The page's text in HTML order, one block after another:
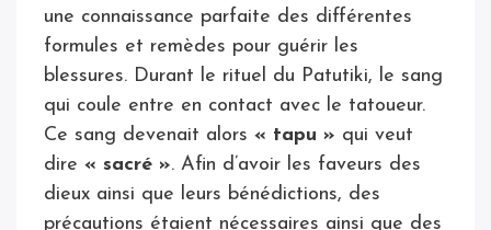
une connaissance parfaite des différentes
formules et remèdes pour guérir les
blessures. Durant le rituel du Patutiki, le sang
qui coule entre en contact avec le tatoueur.
Ce sang devenait alors « tapu » qui veut
dire « sacré ». Afin d’avoir les faveurs des
dieux ainsi que leurs bénédictions, des
précautions étaient nécessaires ainsi que des